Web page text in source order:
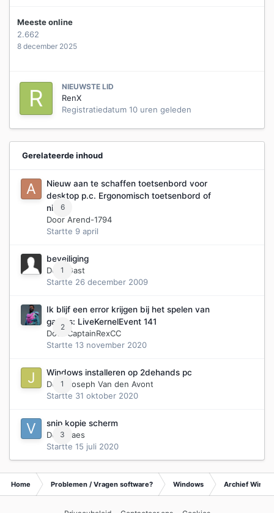
Meeste online
2.662
8 december 2025
NIEUWSTE LID
RenX
Registratiedatum 10 uren geleden
Gerelateerde inhoud
6
Nieuw aan te schaffen toetsenbord voor
desktop p.c. Ergonomisch toetsenbord of
niet?
Door Arend-1794
Startte 9 april
1
beveiliging
Door Gast
Startte 26 december 2009
2
Ik blijf een error krijgen bij het spelen van
games: LiveKernelEvent 141
Door CaptainRexCC
Startte 13 november 2020
1
Windows installeren op 2dehands pc
Door
Joseph Van den Avont
Startte 31 oktober 2020
3
snip kopie scherm
Door
vaes
Startte 15 juli 2020
Home Problemen / Vragen software? Windows Archief